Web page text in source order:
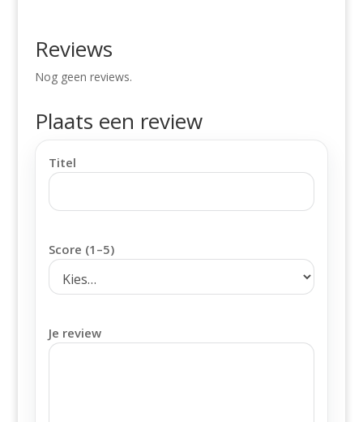
Reviews
Nog geen reviews.
Plaats een review
Titel
Score (1–5)
Je review